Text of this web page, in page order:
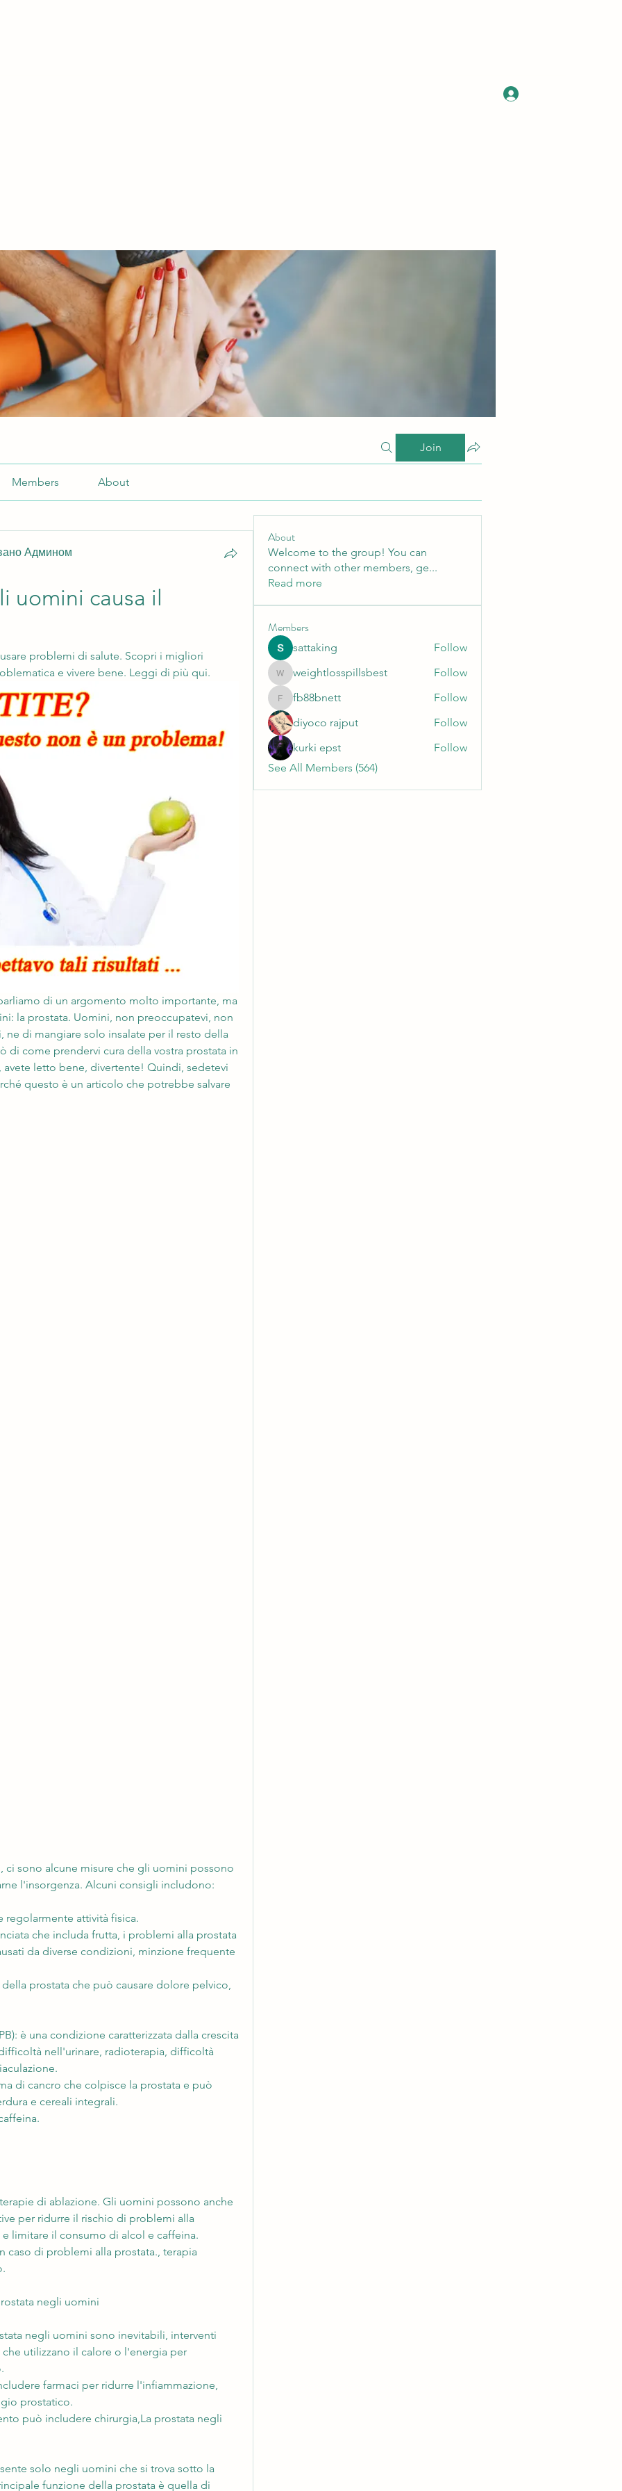
Join
Members About
Админом
uomini causa il
problemi di salute. Scopri i migliori
e vivere bene. Leggi di più qui.
di un argomento molto importante, ma
la prostata. Uomini, non preoccupatevi, non
ne di mangiare solo insalate per il resto della
di come prendervi cura della vostra prostata in
letto bene, divertente! Quindi, sedetevi
questo è un articolo che potrebbe salvare
l'insorgenza. Alcuni consigli includono:
regolarmente attività fisica.
che includa frutta, i problemi alla prostata
da diverse condizioni, minzione frequente
prostata che può causare dolore pelvico,
è una condizione caratterizzata dalla crescita
nell'urinare, radioterapia, difficoltà
di cancro che colpisce la prostata e può
e cereali integrali.
di ablazione. Gli uomini possono anche
per ridurre il rischio di problemi alla
limitare il consumo di alcol e caffeina.
caso di problemi alla prostata., terapia
negli uomini
negli uomini sono inevitabili, interventi
utilizzano il calore o l'energia per
farmaci per ridurre l'infiammazione,
prostatico.
può includere chirurgia,La prostata negli
solo negli uomini che si trova sotto la
funzione della prostata è quella di
About
Welcome to the group! You can
connect with other members, ge...
Read more
Members
sattaking Follow
weightlosspillsbest
weightlosspillsbest Follow
fb88bnett
fb88bnett
Follow
diyoco rajput
Follow
kurki epst
Follow
See All Members (564)